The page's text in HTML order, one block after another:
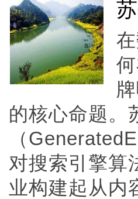
的核心命题。
（
对搜索引擎算
业构建起从内